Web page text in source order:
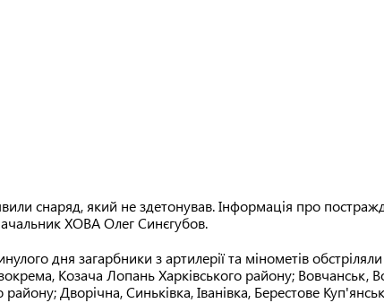
снаряд, який не здетонував. Інформація про
ХОВА Олег Синєгубов.
дня загарбники з артилерії та мінометів
Козача Лопань Харківського району; Вовчанськ,
району; Дворічна, Синьківка, Іванівка, Берестове